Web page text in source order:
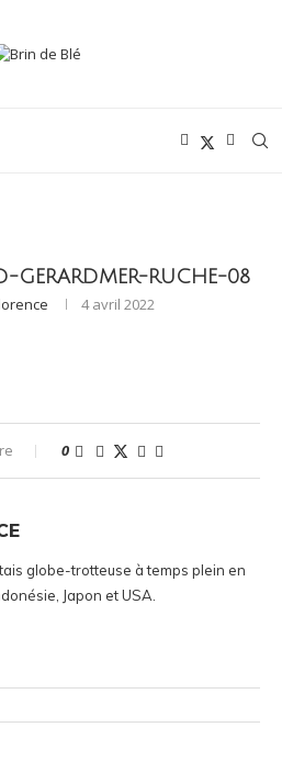
GERARDMER-RUCHE-08
4 avril 2022
0
globe-trotteuse à temps plein en
Japon et USA.